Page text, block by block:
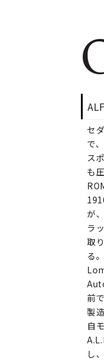
セ
で
ス
も
が
ラ
取
る
前
製
自
し